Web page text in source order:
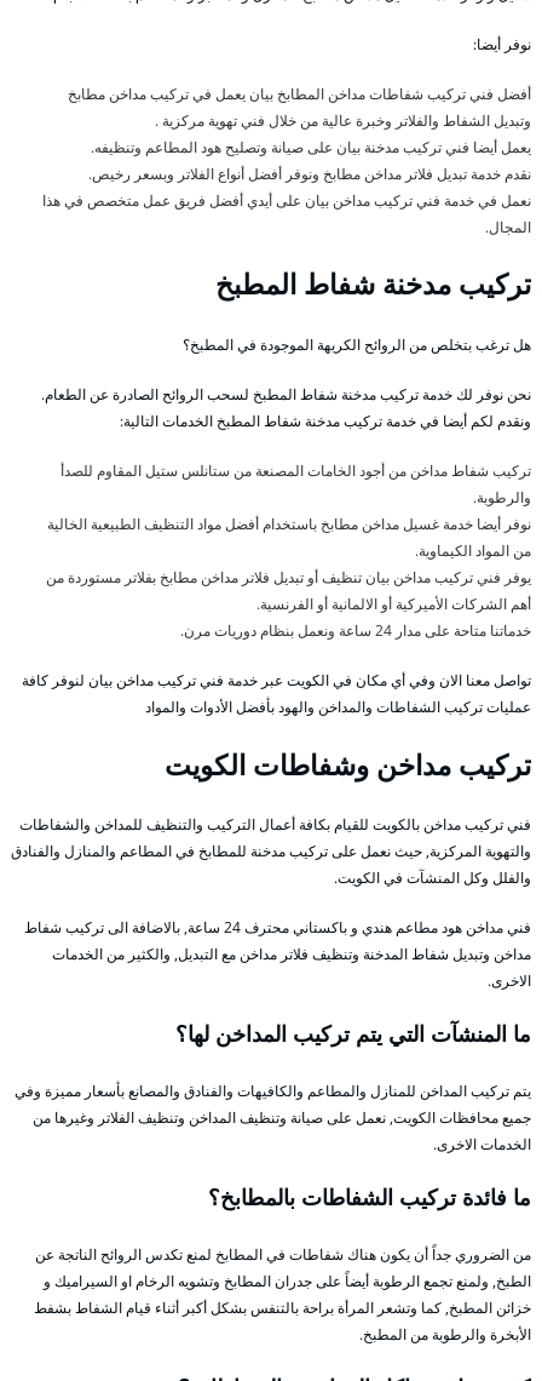
نوفر أيضا:
أفضل فني تركيب شفاطات مداخن المطابخ بيان يعمل في تركيب مداخن مطابخ
وتبديل الشفاط والفلاتر وخبرة عالية من خلال فني تهوية مركزية .
يعمل أيضا فني تركيب مدخنة بيان على صيانة وتصليح هود المطاعم وتنظيفه.
نقدم خدمة تبديل فلاتر مداخن مطابخ ونوفر أفضل أنواع الفلاتر وبسعر رخيص.
نعمل في خدمة فني تركيب مداخن بيان على أيدي أفضل فريق عمل متخصص في هذا
المجال.
تركيب مدخنة شفاط المطبخ
هل ترغب بتخلص من الروائح الكريهة الموجودة في المطبخ؟
نحن نوفر لك خدمة تركيب مدخنة شفاط المطبخ لسحب الروائح الصادرة عن الطعام.
ونقدم لكم أيضا في خدمة تركيب مدخنة شفاط المطبخ الخدمات التالية:
تركيب شفاط مداخن من أجود الخامات المصنعة من ستانلس ستيل المقاوم للصدأ
والرطوبة.
نوفر أيضا خدمة غسيل مداخن مطابخ باستخدام أفضل مواد التنظيف الطبيعية الخالية
من المواد الكيماوية.
يوفر فني تركيب مداخن بيان تنظيف أو تبديل فلاتر مداخن مطابخ بفلاتر مستوردة من
أهم الشركات الأميركية أو الالمانية أو الفرنسية.
خدماتنا متاحة على مدار 24 ساعة ونعمل بنظام دوريات مرن.
تواصل معنا الان وفي أي مكان في الكويت عبر خدمة فني تركيب مداخن بيان لنوفر كافة
عمليات تركيب الشفاطات والمداخن والهود بأفضل الأدوات والمواد
تركيب مداخن وشفاطات الكويت
فني تركيب مداخن بالكويت للقيام بكافة أعمال التركيب والتنظيف للمداخن والشفاطات
والتهوية المركزية, حيث نعمل على تركيب مدخنة للمطابخ في المطاعم والمنازل والفنادق
والفلل وكل المنشآت في الكويت.
فني مداخن هود مطاعم هندي و باكستاني محترف 24 ساعة, بالاضافة الى تركيب شفاط
مداخن وتبديل شفاط المدخنة وتنظيف فلاتر مداخن مع التبديل, والكثير من الخدمات
الاخرى.
ما المنشآت التي يتم تركيب المداخن لها؟
يتم تركيب المداخن للمنازل والمطاعم والكافيهات والفنادق والمصانع بأسعار مميزة وفي
جميع محافظات الكويت, نعمل على صيانة وتنظيف المداخن وتنظيف الفلاتر وغيرها من
الخدمات الاخرى.
ما فائدة تركيب الشفاطات بالمطابخ؟
من الضروري جداً أن يكون هناك شفاطات في المطابخ لمنع تكدس الروائح الناتجة عن
الطبخ, ولمنع تجمع الرطوبة أيضاً على جدران المطابخ وتشويه الرخام او السيراميك و
خزائن المطبخ, كما وتشعر المرأة براحة بالتنفس بشكل أكبر أثناء قيام الشفاط بشفط
الأبخرة والرطوبة من المطبخ.